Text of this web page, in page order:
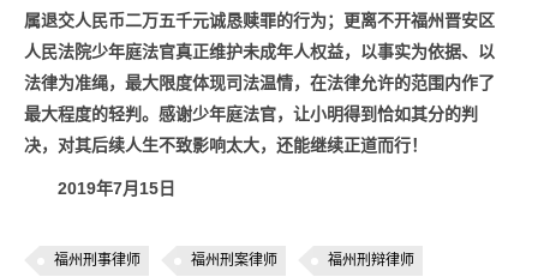
属退交人民币二万五千元诚恳赎罪的行为； 更离不开福州晋安区
人民法院少年庭法官真正维护未成年人权益，以事实为依据、以
法律为准绳， 最大限度体现司法温情，在法律允许的范围内作了
最大程度的轻判。 感谢少年庭法官，让小明得到恰如其分的判
决，对其后续人生不致影响太大，还能继续正道而行！
2019年7月15日
福州刑事律师 福州刑案律师 福州刑辩律师